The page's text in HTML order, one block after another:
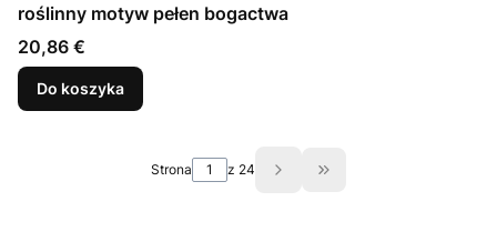
roślinny motyw pełen bogactwa
Cena
20,86 €
Do koszyka
Strona z 24 Przejdź do ostatniej